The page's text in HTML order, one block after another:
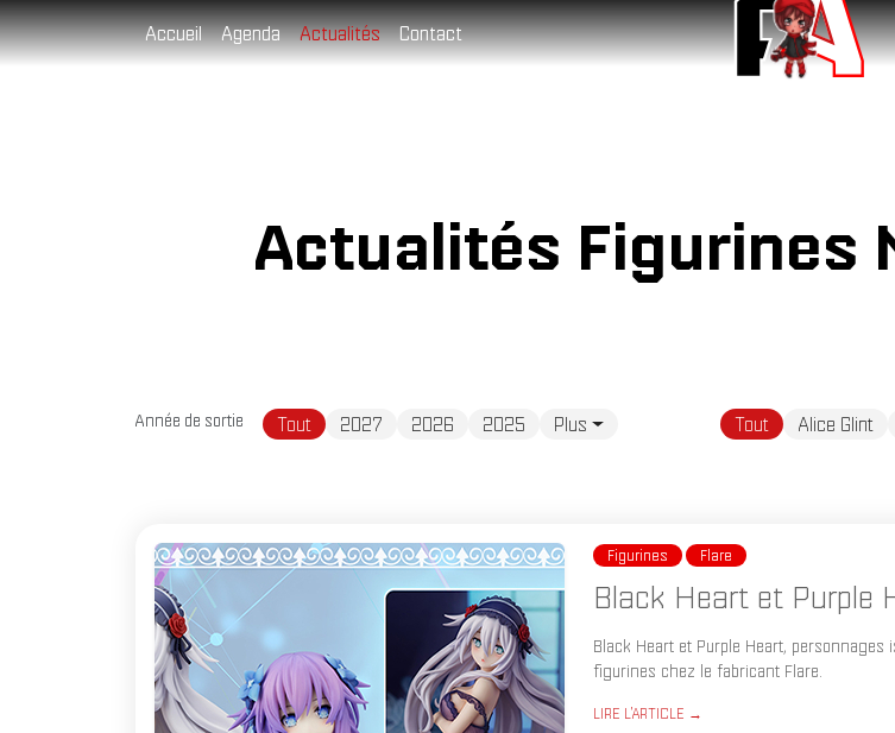
Accueil Agenda Actualités Contact
Actualités Figurines
Année de sortie Tout 2027 2026 2025 Plus Tout Alice Glint
Figurines Flare
Black Heart et Purple
Black Heart et Purple Heart,
figurines chez le fabricant Flare.
LIRE L'ARTICLE →
Cookies management panel